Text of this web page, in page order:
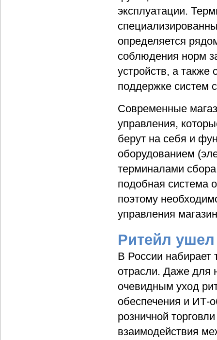
эксплуатации.
определяется
соблюдения норм
устройств, а также
поддержке систем
Современные
управления,
берут на себя и
оборудованием
терминалами
подобная система
поэтому
управления
Ритейл
В России набирает
отрасли. Даже для
очевидным уход
обеспечения и ИТ-
розничной
взаимодействия